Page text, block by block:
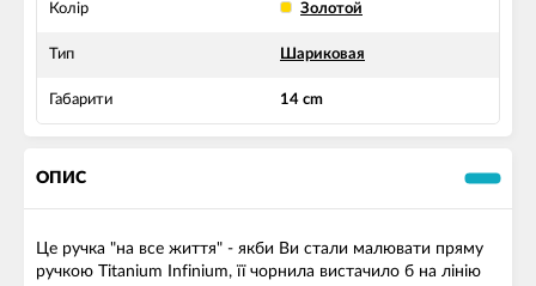
Колір Золотой
Тип Шариковая
Габарити 14 cm
ОПИС
Це ручка "на все життя" - якби Ви стали малювати пряму
ручкою Titanium Infinium, її чорнила вистачило б на лінію